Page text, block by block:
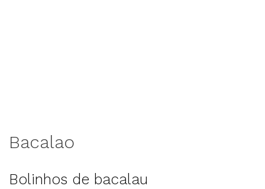
Bacalao
Bolinhos de bacalau